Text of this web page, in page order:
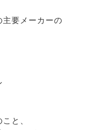
要メーカーの
と、